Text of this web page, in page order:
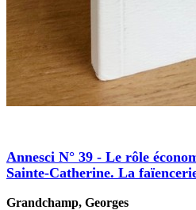
Annesci N° 39 - Le rôle
Sainte-Catherine. La
Grandchamp, Georges